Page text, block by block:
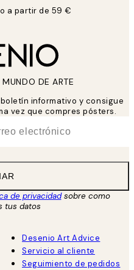
a partir de 59 €
DE ARTE
informativo y consigue
vez que compres pósters.
de privacidadsobre como
tus datos
Desenio Art Advice
Servicio al cliente
Seguimiento de pedidos